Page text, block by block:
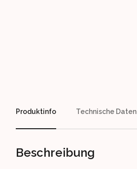
Produktinfo Technische Daten
Beschreibung